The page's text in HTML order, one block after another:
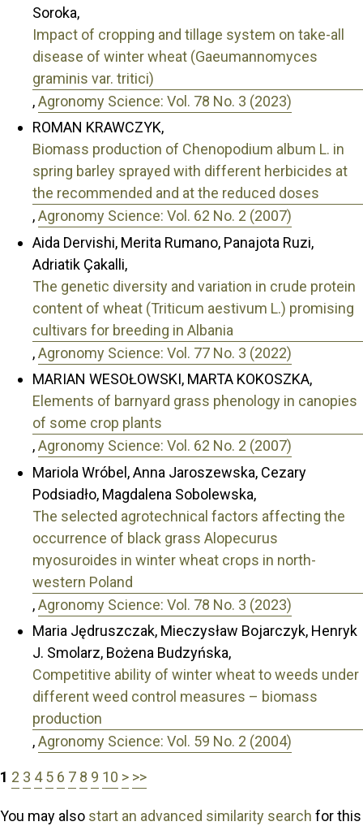
Soroka,
Impact of cropping and tillage system on take-all
disease of winter wheat (Gaeumannomyces
graminis var. tritici)
,Agronomy Science: Vol. 78 No. 3 (2023)
ROMAN KRAWCZYK,
Biomass production of Chenopodium album L. in
spring barley sprayed with different herbicides at
the recommended and at the reduced doses
,Agronomy Science: Vol. 62 No. 2 (2007)
Aida Dervishi, Merita Rumano, Panajota Ruzi,
Adriatik Çakalli,
The genetic diversity and variation in crude protein
content of wheat (Triticum aestivum L.) promising
cultivars for breeding in Albania
,Agronomy Science: Vol. 77 No. 3 (2022)
MARIAN WESOŁOWSKI, MARTA KOKOSZKA,
Elements of barnyard grass phenology in canopies
of some crop plants
,Agronomy Science: Vol. 62 No. 2 (2007)
Mariola Wróbel, Anna Jaroszewska, Cezary
Podsiadło, Magdalena Sobolewska,
The selected agrotechnical factors affecting the
occurrence of black grass Alopecurus
myosuroides in winter wheat crops in north-
western Poland
,Agronomy Science: Vol. 78 No. 3 (2023)
Maria Jędruszczak, Mieczysław Bojarczyk, Henryk
J. Smolarz, Bożena Budzyńska,
Competitive ability of winter wheat to weeds under
different weed control measures – biomass
production
,Agronomy Science: Vol. 59 No. 2 (2004)
1 2 3 4 5 6 7 8 9 10 > >>
You may also start an advanced similarity search for this